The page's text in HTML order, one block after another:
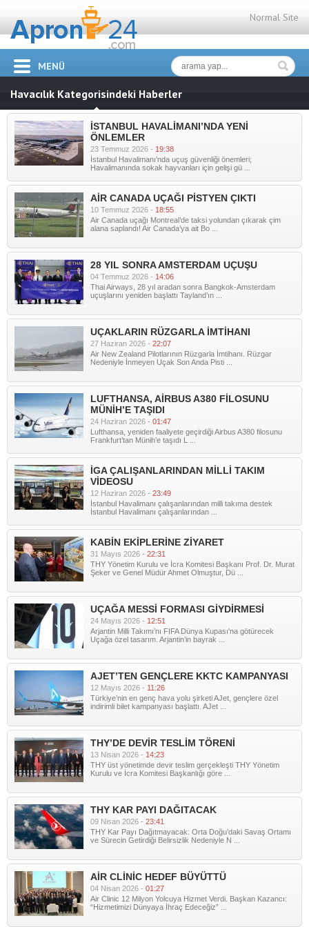
Normal Site
MENÜ
Havacılık Kategorisindeki Haberler
İSTANBUL HAVALİMANI’NDA YENİ
ÖNLEMLER
23 Temmuz 2026 - 19:38
İstanbul Havalimanı’nda uçuş güvenliği önemleri;
Havalimanında sokak hayvanları için gelişi gü ...
AİR CANADA UÇAĞI PİSTYEN ÇIKTI
10 Temmuz 2026 - 18:55
Air Canada uçağı Montreal’de taksi yolundan çıkarak çim
alana saplandı! Air Canada’ya ait Bo ...
28 YIL SONRA AMSTERDAM UÇUŞU
04 Temmuz 2026 - 14:06
Thai Airways, 28 yıl aradan sonra Bangkok-Amsterdam
uçuşlarını yeniden başlattı Tayland’ın ...
UÇAKLARIN RÜZGARLA İMTİHANI
27 Haziran 2026 - 22:07
Air New Zealand Pilotlarının Rüzgarla İmtihanı. Rüzgar
Nedeniyle İnmeyen Uçak Son Anda Pisti ...
LUFTHANSA, AİRBUS A380 FİLOSUNU
MÜNİH’E TAŞIDI
24 Haziran 2026 - 01:47
Lufthansa, yeniden faaliyete geçirdiği Airbus A380 filosunu
Frankfurt’tan Münih’e taşıdı L ...
İGA ÇALIŞANLARINDAN MİLLİ TAKIM
VİDEOSU
12 Haziran 2026 - 23:49
İstanbul Havalimanı çalışanlarından milli takıma destek
İstanbul Havalimanı çalışanlarından ...
KABİN EKİPLERİNE ZİYARET
31 Mayıs 2026 - 22:31
THY Yönetim Kurulu ve İcra Komitesi Başkanı Prof. Dr. Murat
Şeker ve Genel Müdür Ahmet Olmuştur, Dü ...
UÇAĞA MESSİ FORMASI GİYDİRMESİ
24 Mayıs 2026 - 12:51
Arjantin Milli Takımı’nı FIFA Dünya Kupası'na götürecek
Uçağa özel tasarım. Arjantin’in bayrak ...
AJET’TEN GENÇLERE KKTC KAMPANYASI
12 Mayıs 2026 - 11:26
Türkiye’nin en genç hava yolu şirketi AJet, gençlere özel
indirimli bilet kampanyası başlattı. AJet ...
THY’DE DEVİR TESLİM TÖRENİ
13 Nisan 2026 - 14:23
THY üst yönetimde devir teslim gerçekleşti THY Yönetim
Kurulu ve İcra Komitesi Başkanlığı göre ...
THY KAR PAYI DAĞITACAK
09 Nisan 2026 - 23:41
THY Kar Payı Dağıtmayacak: Orta Doğu’daki Savaş Ortamı
ve Sürecin Getirdiği Belirsizlik Nedeniyle N ...
AİR CLİNİC HEDEF BÜYÜTTÜ
04 Nisan 2026 - 01:27
Air Clinic 12 Milyon Yolcuya Hizmet Verdi. Başkan Kazancı:
“Hizmetimizi Dünyaya İhraç Edeceğiz” ...